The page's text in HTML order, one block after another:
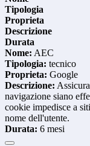
Tipologia
Proprieta
Descrizione
Durata
Nome: AEC
Tipologia: tecnico
Proprieta: Google
Descrizione:
navigazione siano
cookie impedisce a
nome dell'utente.
Durata: 6 mesi